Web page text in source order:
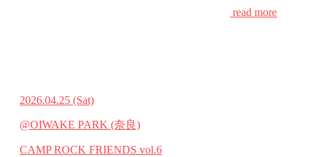
read more
2026.04.25 (Sat)
@OIWAKE PARK (奈良)
CAMP ROCK FRIENDS vol.6